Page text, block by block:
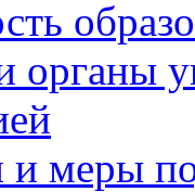
органы
и меры